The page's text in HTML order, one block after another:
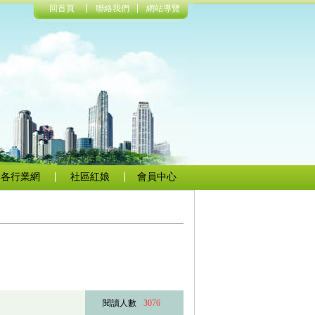
回首頁 聯絡我們 網站導覽
各行業網 社區紅娘 會員中心
閱讀人數 3076